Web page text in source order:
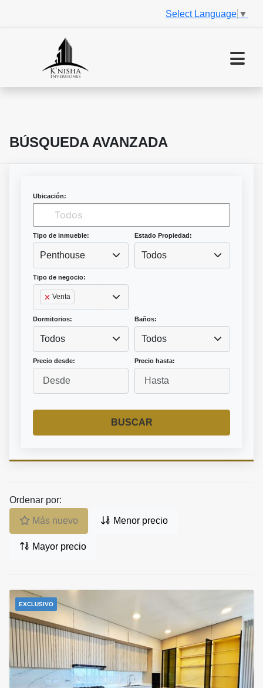
Select Language ▼
BÚSQUEDA AVANZADA
Ubicación:
Tipo de inmueble:
Penthouse
Estado Propiedad:
Todos
Tipo de negocio:
Venta
Dormitorios:
Todos
Baños:
Todos
Precio desde: Precio hasta:
BUSCAR
Ordenar por:
Más nuevo Menor precio
Mayor precio
EXCLUSIVO